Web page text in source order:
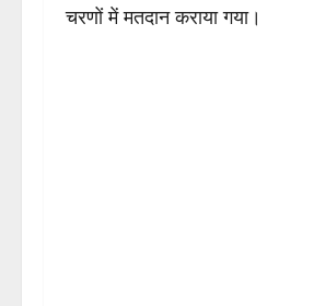
चरणों में मतदान कराया गया।